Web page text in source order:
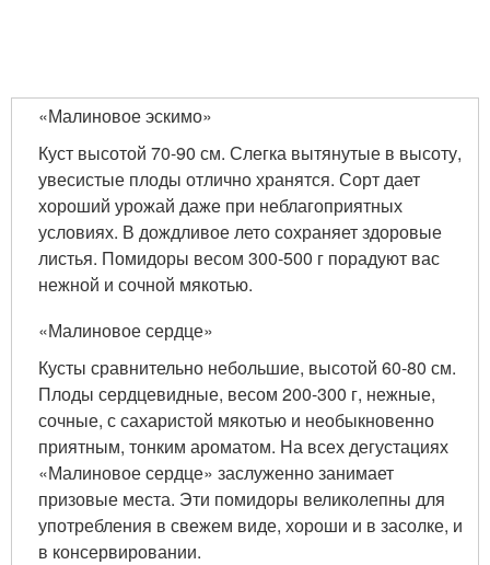
«Малиновое эскимо»
Куст высотой 70-90 см. Слегка вытянутые в высоту,
увесистые плоды отлично хранятся. Сорт дает
хороший урожай даже при неблагоприятных
условиях. В дождливое лето сохраняет здоровые
листья. Помидоры весом 300-500 г порадуют вас
нежной и сочной мякотью.
«Малиновое сердце»
Кусты сравнительно небольшие, высотой 60-80 см.
Плоды сердцевидные, весом 200-300 г, нежные,
сочные, с сахаристой мякотью и необыкновенно
приятным, тонким ароматом. На всех дегустациях
«Малиновое сердце» заслуженно занимает
призовые места. Эти помидоры великолепны для
употребления в свежем виде, хороши и в засолке, и
в консервировании.